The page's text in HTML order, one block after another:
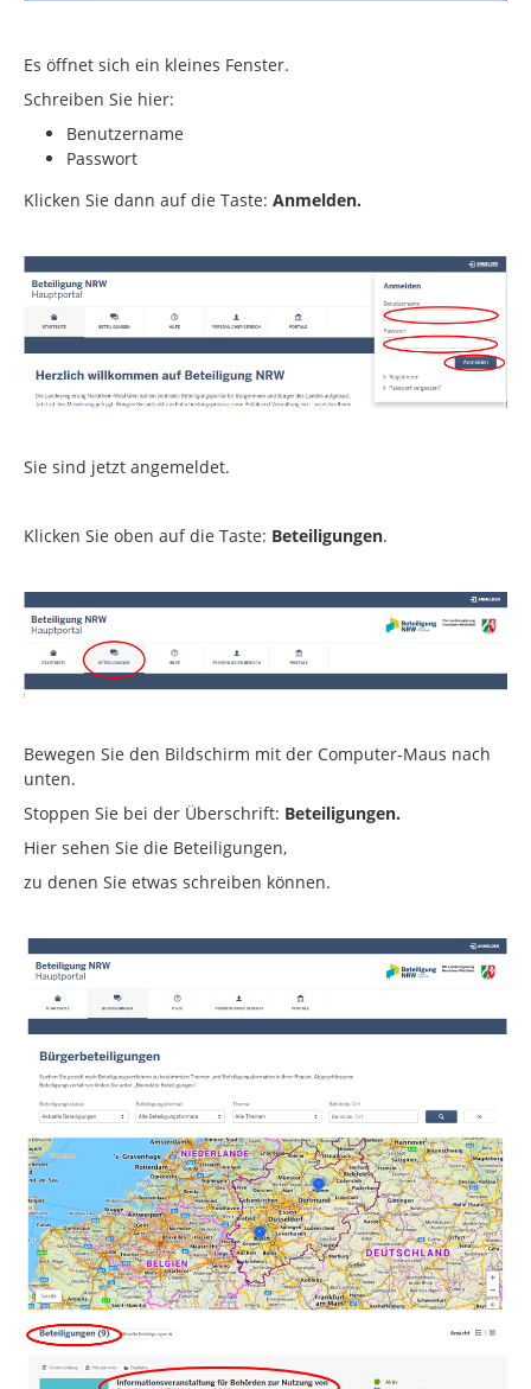
Es öffnet sich ein kleines Fenster.
Schreiben Sie hier:
Benutzername
Passwort
Klicken Sie dann auf die Taste: Anmelden.
Sie sind jetzt angemeldet.
Klicken Sie oben auf die Taste: Beteiligungen.
Bewegen Sie den Bildschirm mit der Computer-Maus nach
unten.
Stoppen Sie bei der Überschrift: Beteiligungen.
Hier sehen Sie die Beteiligungen,
zu denen Sie etwas schreiben können.